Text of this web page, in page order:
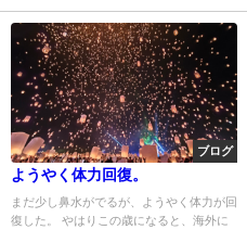
ブログ
ようやく体力回復。
まだ少し鼻水がでるが、ようやく体力が回
復した。 やはりこの歳になると、海外に